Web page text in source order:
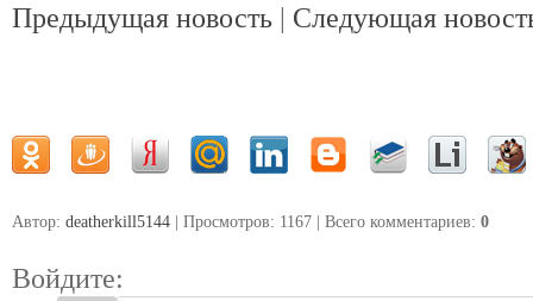
Предыдущая новость | Следующая
Автор: deatherkill5144 | Просмотров: 1167 | Всего комментариев: 0
Войдите: